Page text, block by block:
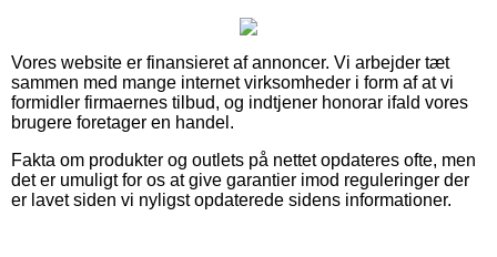
Vores website er finansieret af annoncer. Vi arbejder tæt
sammen med mange internet virksomheder i form af at vi
formidler firmaernes tilbud, og indtjener honorar ifald vores
brugere foretager en handel.
Fakta om produkter og outlets på nettet opdateres ofte, men
det er umuligt for os at give garantier imod reguleringer der
er lavet siden vi nyligst opdaterede sidens informationer.